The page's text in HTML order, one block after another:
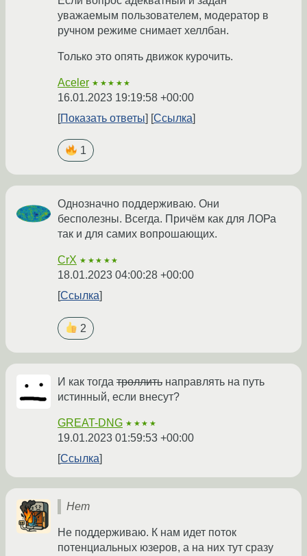
уважаемым пользователем, модератор в
ручном режиме снимает хеллбан.
Только это опять движок курочить.
Aceler ★★★★★
16.01.2023 19:19:58 +00:00
Показать ответы
Ссылка
1
Однозначно поддерживаю. Они
бесполезны. Всегда. Причём как для ЛОРа
так и для самих вопрошающих.
CrX ★★★★★
18.01.2023 04:00:28 +00:00
Ссылка
2
И как тогда троллить направлять на путь
истинный, если внесут?
GREAT-DNG ★★★★
19.01.2023 01:59:53 +00:00
Ссылка
Нет
Не поддерживаю. К нам идет поток
потенциальных юзеров, а на них тут сразу